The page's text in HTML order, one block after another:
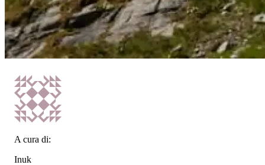
A cura di:
Inuk